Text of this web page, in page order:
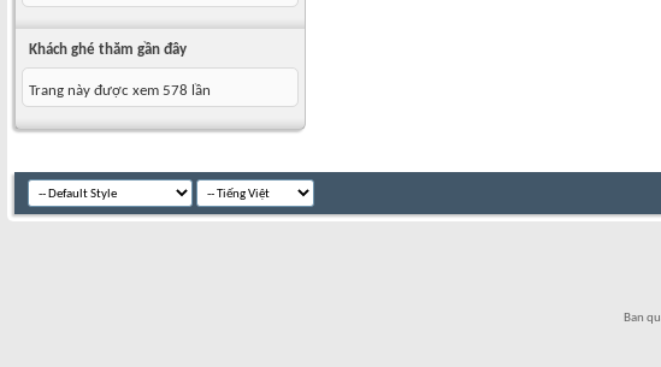
Khách ghé thăm gần đây
Trang này được xem 578 lần
Ban